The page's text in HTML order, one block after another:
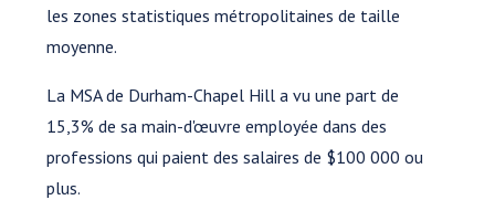
les zones statistiques métropolitaines de taille
moyenne.
La MSA de Durham-Chapel Hill a vu une part de
15,3% de sa main-d'œuvre employée dans des
professions qui paient des salaires de $100 000 ou
plus.